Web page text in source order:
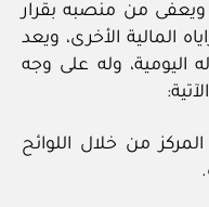
من منصبه بقرار
المالية الأخرى، ويعد
اليومية، وله على وجه
من خلال اللوائح